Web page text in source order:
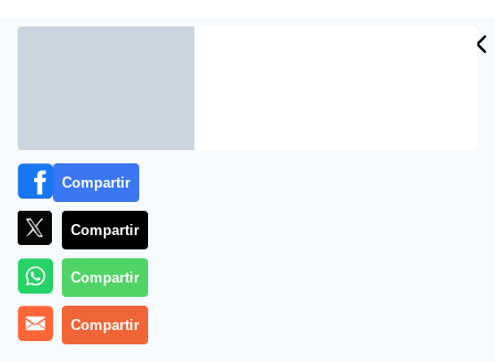
Más información
Compartir
Compartir
Compartir
Compartir